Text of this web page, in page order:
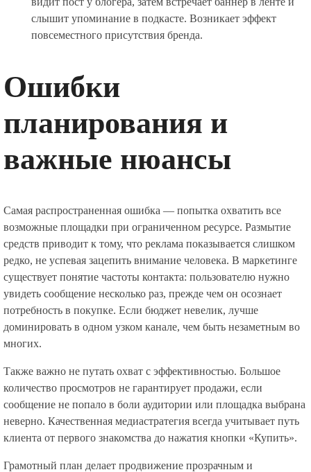
слышит упоминание в подкасте. Возникает эффект
повсеместного присутствия бренда.
Ошибки
планирования и
важные нюансы
Самая распространенная ошибка — попытка охватить все
возможные площадки при ограниченном ресурсе. Размытие
средств приводит к тому, что реклама показывается слишком
редко, не успевая зацепить внимание человека. В маркетинге
существует понятие частоты контакта: пользователю нужно
увидеть сообщение несколько раз, прежде чем он осознает
потребность в покупке. Если бюджет невелик, лучше
доминировать в одном узком канале, чем быть незаметным во
многих.
Также важно не путать охват с эффективностью. Большое
количество просмотров не гарантирует продажи, если
сообщение не попало в боли аудитории или площадка выбрана
неверно. Качественная медиастратегия всегда учитывает путь
клиента от первого знакомства до нажатия кнопки «Купить».
Грамотный план делает продвижение прозрачным и